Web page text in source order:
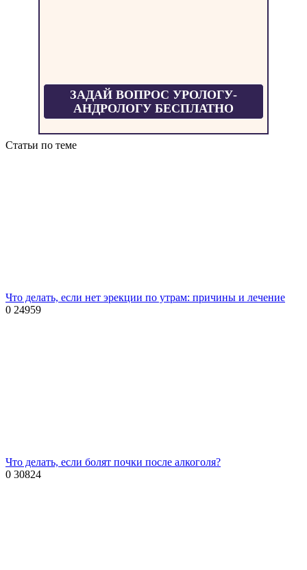
ЗАДАЙ ВОПРОС УРОЛОГУ-
АНДРОЛОГУ БЕСПЛАТНО
Статьи по теме
Что делать, если нет эрекции по утрам: причины и лечение
0 24959
Что делать, если болят почки после алкоголя?
0 30824